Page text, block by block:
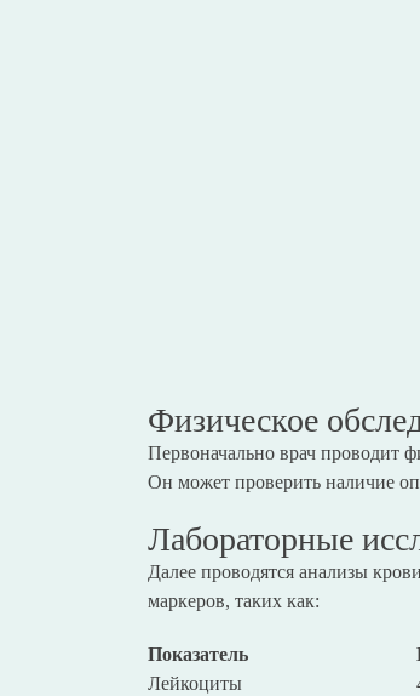
Физическое
Первоначально врач проводит
Он может проверить наличие
Лабораторные
Далее проводятся анализы
маркеров, таких как:
Показатель
Лейкоциты